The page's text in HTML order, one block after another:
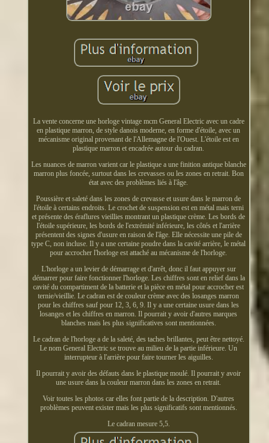
La vente concerne une horloge vintage mcm General Electric avec un cadre
en plastique marron, de style danois moderne, en forme d'étoile, avec un
mécanisme original provenant de l'Allemagne de l'Ouest. L'étoile est en
plastique marron et encadrée autour du cadran.
Les nuances de marron varient car le plastique a une finition antique blanche
marron plus foncée, surtout dans les crevasses ou les zones en retrait. Bon
état avec des problèmes liés à l'âge.
Poussière et saleté dans les zones de crevasse et usure dans le marron de
l'étoile à certains endroits. Le crochet de suspension est en métal mais terni
et présente des éraflures vieillies montrant un plastique crème. Les bords de
l'étoile supérieure, les bords de l'extrémité inférieure, les côtés et l'arrière
présentent des signes d'usure en raison de l'âge. Elle nécessite une pile de
type C, non incluse. Il y a une certaine poudre dans la cavité arrière, le métal
pour accrocher l'horloge est attaché au mécanisme de l'horloge.
L'horloge a un levier de démarrage et d'arrêt, donc il faut appuyer sur
démarrer pour faire fonctionner l'horloge. Les chiffres sont en relief dans la
cavité du compartiment de la batterie et la pièce en métal pour accrocher est
ternie/vieillie. Le cadran est de couleur crème avec des losanges marron
pour les chiffres sauf pour 12, 3, 6, 9. Il y a une certaine usure dans les
losanges et les chiffres en marron. Il pourrait y avoir d'autres marques
blanches mais les plus significatives sont mentionnées.
Le cadran de l'horloge a de la saleté, des taches brillantes, peut être nettoyé.
Le nom General Electric se trouve au milieu de la partie inférieure. Un
interrupteur à l'arrière pour faire tourner les aiguilles.
Il pourrait y avoir des défauts dans le plastique moulé. Il pourrait y avoir
une usure dans la couleur marron dans les zones en retrait.
Voir toutes les photos car elles font partie de la description. D'autres
problèmes peuvent exister mais les plus significatifs sont mentionnés.
Le cadran mesure 5,5.